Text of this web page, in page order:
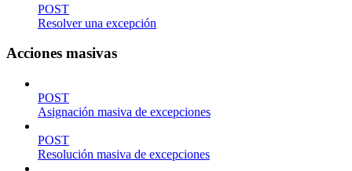
POST
Resolver una excepción
Acciones masivas
POST
Asignación masiva de excepciones
POST
Resolución masiva de excepciones